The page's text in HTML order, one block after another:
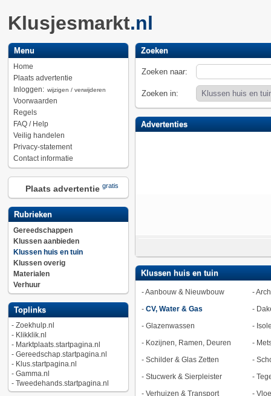
Klusjesmarkt.nl
Menu
Home
Plaats advertentie
Inloggen: wijzigen / verwijderen
Voorwaarden
Regels
FAQ / Help
Veilig handelen
Privacy-statement
Contact informatie
Plaats advertentie gratis
Rubrieken
Gereedschappen
Klussen aanbieden
Klussen huis en tuin
Klussen overig
Materialen
Verhuur
Toplinks
- Zoekhulp.nl
- Klikklik.nl
- Marktplaats.startpagina.nl
- Gereedschap.startpagina.nl
- Klus.startpagina.nl
- Gamma.nl
- Tweedehands.startpagina.nl
Zoeken
Zoeken naar:
Zoeken in:
Advertenties
Klussen huis en tuin
-Aanbouw & Nieuwbouw -
- CV, Water & Gas -
- Glazenwassen -
- Kozijnen, Ramen, Deuren -
- Schilder & Glas Zetten -
- Stucwerk & Sierpleister -
- Verhuizen & Transport -